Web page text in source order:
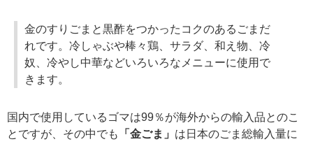
金のすりごまと黒酢をつかったコクのあるごまだ
れです。冷しゃぶや棒々鶏、サラダ、和え物、冷
奴、冷やし中華などいろいろなメニューに使用で
きます。
国内で使用しているゴマは99％が海外からの輸入品とのこ
とですが、その中でも
「金ごま」 は日本のごま総輸入量に